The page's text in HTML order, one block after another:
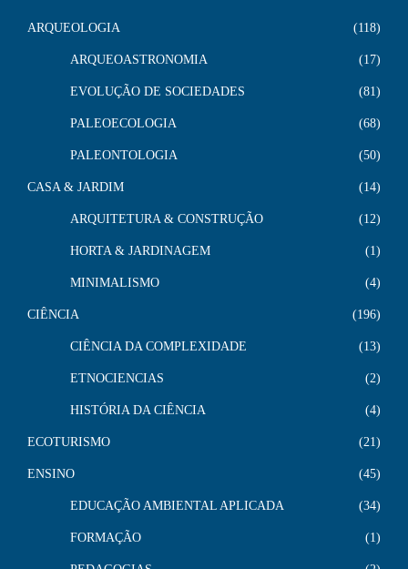
ARQUEOLOGIA 118
ARQUEOASTRONOMIA 17
EVOLUÇÃO DE SOCIEDADES 81
PALEOECOLOGIA 68
PALEONTOLOGIA 50
CASA & JARDIM 14
ARQUITETURA & CONSTRUÇÃO 12
HORTA & JARDINAGEM 1
MINIMALISMO 4
CIÊNCIA 196
CIÊNCIA DA COMPLEXIDADE 13
ETNOCIENCIAS 2
HISTÓRIA DA CIÊNCIA 4
ECOTURISMO 21
ENSINO 45
EDUCAÇÃO AMBIENTAL APLICADA 34
FORMAÇÃO 1